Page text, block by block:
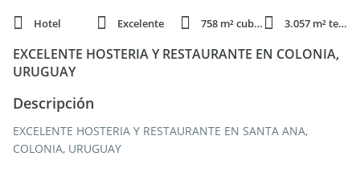
Hotel Excelente 758 m² cubie. 3.057 m² terren.
EXCELENTE HOSTERIA Y RESTAURANTE EN COLONIA,
URUGUAY
Descripción
EXCELENTE HOSTERIA Y RESTAURANTE EN SANTA ANA,
COLONIA, URUGUAY